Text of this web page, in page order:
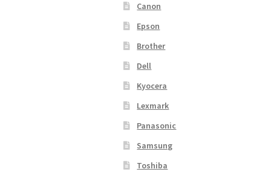
Canon
Epson
Brother
Dell
Kyocera
Lexmark
Panasonic
Samsung
Toshiba